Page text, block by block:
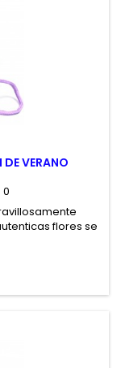
VERANO
0
flores se
ocasión.